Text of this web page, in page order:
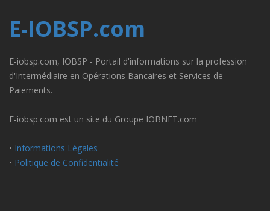
E-IOBSP.com
E-iobsp.com, IOBSP - Portail d'informations sur la profession
d'Intermédiaire en Opérations Bancaires et Services de
Paiements.
E-iobsp.com est un site du Groupe IOBNET.com
• Informations Légales
• Politique de Confidentialité